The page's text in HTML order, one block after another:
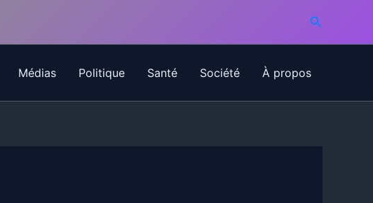
Médias Politique Santé Société À propos